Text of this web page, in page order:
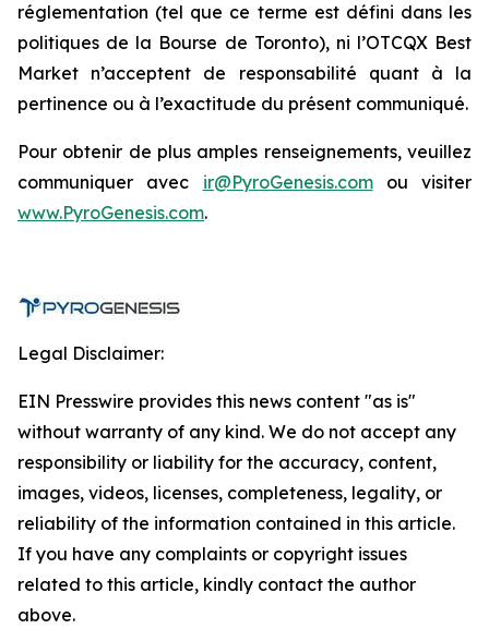
réglementation (tel que ce terme est défini dans les
politiques de la Bourse de Toronto), ni l’OTCQX Best
Market n’acceptent de responsabilité quant à la
pertinence ou à l’exactitude du présent communiqué.
Pour obtenir de plus amples renseignements, veuillez
communiquer avec ir@PyroGenesis.comou visiter
www.PyroGenesis.com.
Legal Disclaimer:
EIN Presswire provides this news content "as is"
without warranty of any kind. We do not accept any
responsibility or liability for the accuracy, content,
images, videos, licenses, completeness, legality, or
reliability of the information contained in this article.
If you have any complaints or copyright issues
related to this article, kindly contact the author
above.